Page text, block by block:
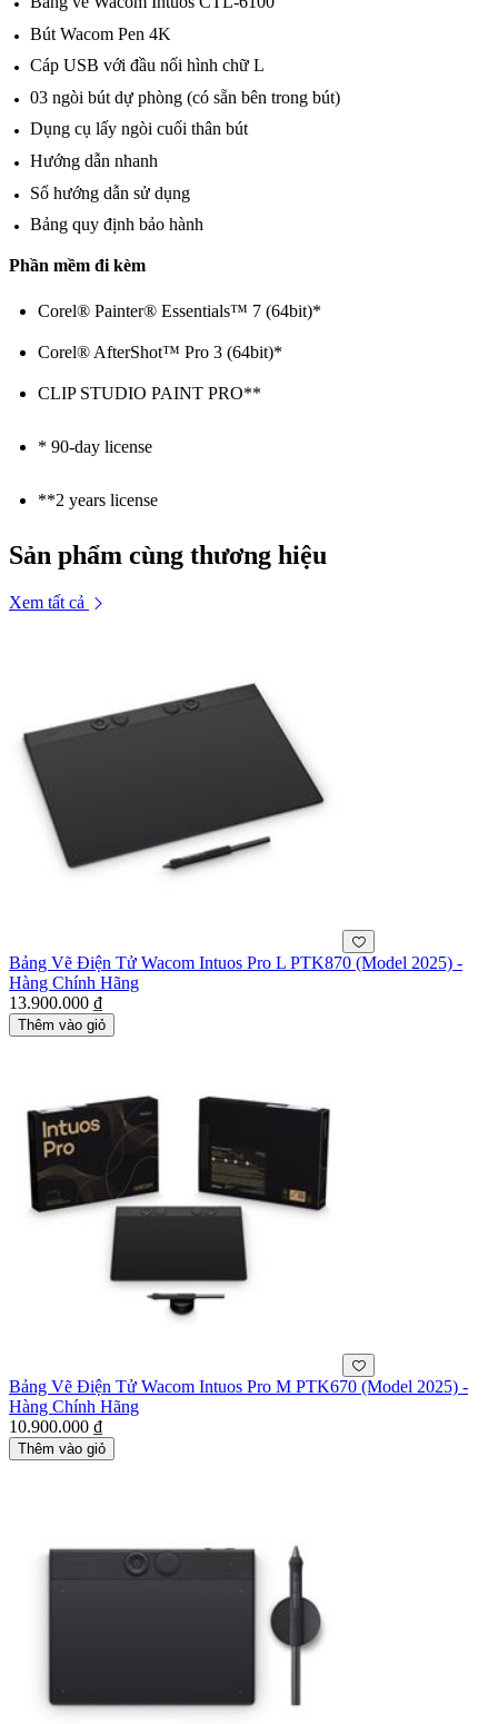
Bút Wacom Pen 4K
Cáp USB với đầu nối hình chữ L
03 ngòi bút dự phòng (có sẵn bên trong bút)
Dụng cụ lấy ngòi cuối thân bút
Hướng dẫn nhanh
Sổ hướng dẫn sử dụng
Bảng quy định bảo hành
Phần mềm đi kèm
Corel® Painter® Essentials™ 7 (64bit)*
Corel® AfterShot™ Pro 3 (64bit)*
CLIP STUDIO PAINT PRO**
* 90-day license
**2 years license
Sản phẩm cùng thương hiệu
Xem tất cả
Bảng Vẽ Điện Tử Wacom Intuos Pro L PTK870 (Model 2025) -
Hàng Chính Hãng
13.900.000 ₫
Thêm vào giỏ
Bảng Vẽ Điện Tử Wacom Intuos Pro M PTK670 (Model 2025) -
Hàng Chính Hãng
10.900.000 ₫
Thêm vào giỏ